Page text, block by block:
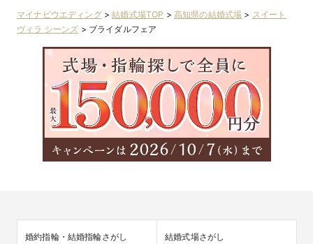
マイナビウエディング>結婚式場TOP > 高知県の結婚式場 > スイート
ヴィラ シーンズ > ブライダルフェア
婚約指輪・結婚指輪さがし 結婚式場さがし